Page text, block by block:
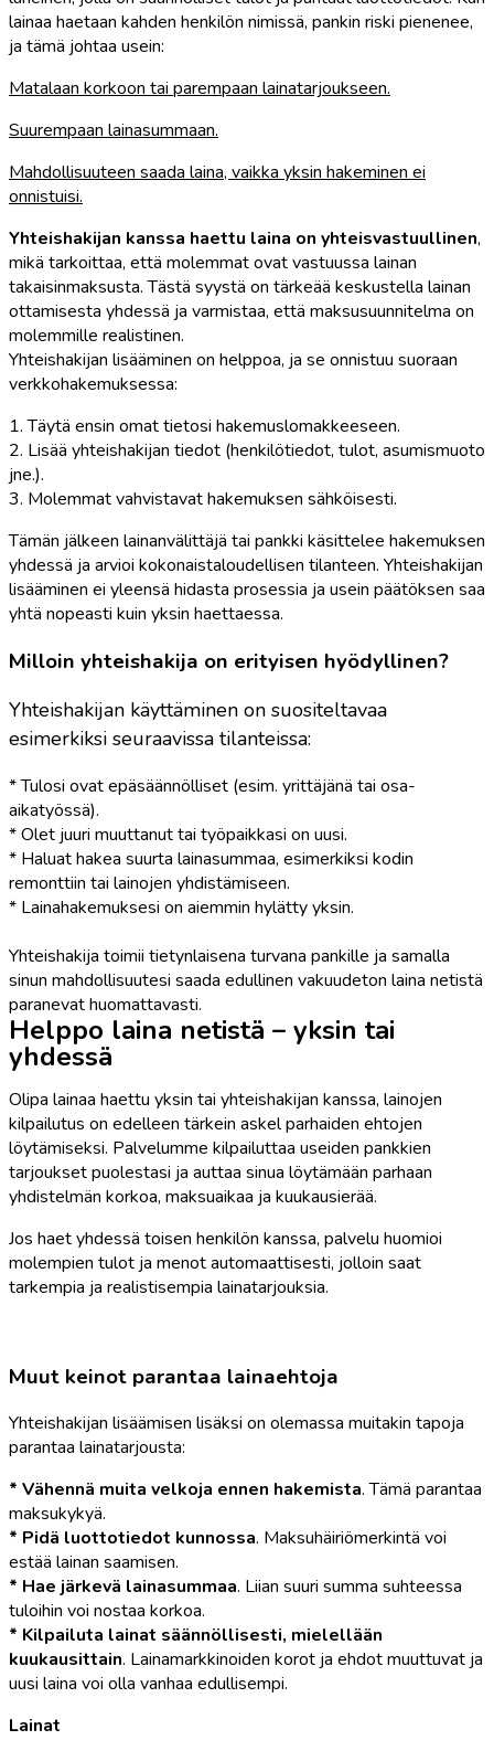
lainaa haetaan kahden henkilön nimissä, pankin riski pienenee,
ja tämä johtaa usein:
Matalaan korkoon tai parempaan lainatarjoukseen.
Suurempaan lainasummaan.
Mahdollisuuteen saada laina, vaikka yksin hakeminen ei
onnistuisi.
Yhteishakijan kanssa haettu laina on yhteisvastuullinen,
mikä tarkoittaa, että molemmat ovat vastuussa lainan
takaisinmaksusta. Tästä syystä on tärkeää keskustella lainan
ottamisesta yhdessä ja varmistaa, että maksusuunnitelma on
molemmille realistinen.
Yhteishakijan lisääminen on helppoa, ja se onnistuu suoraan
verkkohakemuksessa:
1. Täytä ensin omat tietosi hakemuslomakkeeseen.
2. Lisää yhteishakijan tiedot (henkilötiedot, tulot, asumismuoto
jne.).
3. Molemmat vahvistavat hakemuksen sähköisesti.
Tämän jälkeen lainanvälittäjä tai pankki käsittelee hakemuksen
yhdessä ja arvioi kokonaistaloudellisen tilanteen. Yhteishakijan
lisääminen ei yleensä hidasta prosessia ja usein päätöksen saa
yhtä nopeasti kuin yksin haettaessa.
Milloin yhteishakija on erityisen hyödyllinen?
Yhteishakijan käyttäminen on suositeltavaa
esimerkiksi seuraavissa tilanteissa:
* Tulosi ovat epäsäännölliset (esim. yrittäjänä tai osa-
aikatyössä).
* Olet juuri muuttanut tai työpaikkasi on uusi.
* Haluat hakea suurta lainasummaa, esimerkiksi kodin
remonttiin tai lainojen yhdistämiseen.
* Lainahakemuksesi on aiemmin hylätty yksin.
Yhteishakija toimii tietynlaisena turvana pankille ja samalla
sinun mahdollisuutesi saada edullinen vakuudeton laina netistä
paranevat huomattavasti.
Helppo laina netistä – yksin tai
yhdessä
Olipa lainaa haettu yksin tai yhteishakijan kanssa, lainojen
kilpailutus on edelleen tärkein askel parhaiden ehtojen
löytämiseksi. Palvelumme kilpailuttaa useiden pankkien
tarjoukset puolestasi ja auttaa sinua löytämään parhaan
yhdistelmän korkoa, maksuaikaa ja kuukausierää.
Jos haet yhdessä toisen henkilön kanssa, palvelu huomioi
molempien tulot ja menot automaattisesti, jolloin saat
tarkempia ja realistisempia lainatarjouksia.
Muut keinot parantaa lainaehtoja
Yhteishakijan lisäämisen lisäksi on olemassa muitakin tapoja
parantaa lainatarjousta:
* Vähennä muita velkoja ennen hakemista. Tämä parantaa
maksukykyä.
* Pidä luottotiedot kunnossa. Maksuhäiriömerkintä voi
estää lainan saamisen.
* Hae järkevä lainasummaa. Liian suuri summa suhteessa
tuloihin voi nostaa korkoa.
* Kilpailuta lainat säännöllisesti, mielellään
kuukausittain. Lainamarkkinoiden korot ja ehdot muuttuvat ja
uusi laina voi olla vanhaa edullisempi.
Lainat